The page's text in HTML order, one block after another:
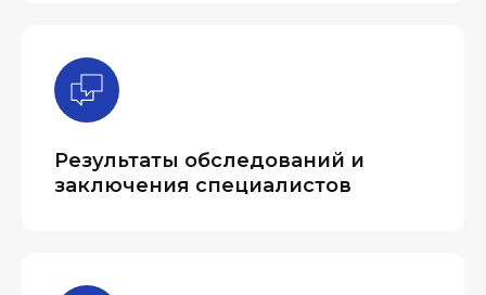
Результаты обследований и
заключения специалистов